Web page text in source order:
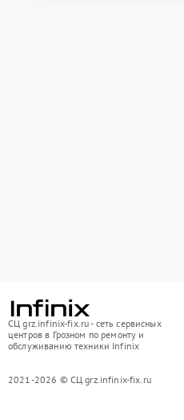
СЦ grz.infinix-fix.ru - сеть сервисных
центров в Грозном по ремонту и
обслуживанию техники Infinix
2021-2026 © СЦ grz.infinix-fix.ru